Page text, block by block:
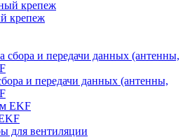
крепеж
и передачи данных (антенны,